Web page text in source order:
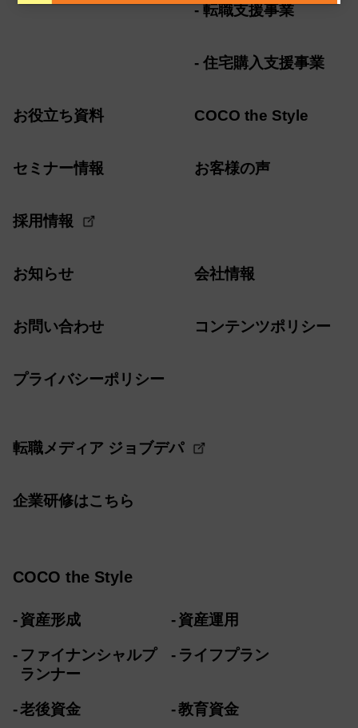
転職支援事業
住宅購入支援事業
お役立ち資料 COCO the Style
セミナー情報 お客様の声
採用情報
お知らせ 会社情報
お問い合わせ コンテンツポリシー
プライバシーポリシー
転職メディア ジョブデパ
企業研修はこちら
COCO the Style
資産形成 資産運用
ファイナンシャルプ
ランナー
ライフプラン
老後資金 教育資金